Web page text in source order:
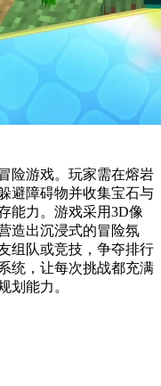
险游戏。玩家需在熔岩
避障碍物并收集宝石与
能力。游戏采用3D像
造出沉浸式的冒险氛
组队或竞技，争夺排行
统，让每次挑战都充满
划能力。